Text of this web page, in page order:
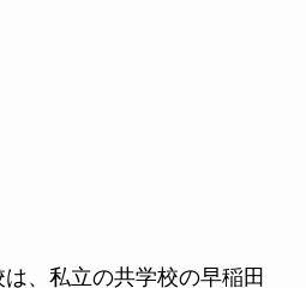
、私立の共学校の早稲田